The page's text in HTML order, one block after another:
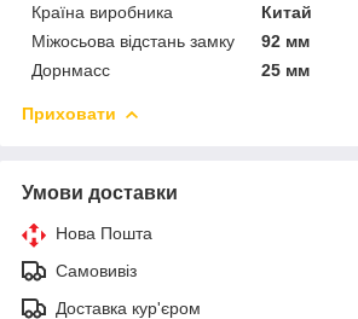
Країна виробника
Китай
Міжосьова відстань замку
92 мм
Дорнмасс
25 мм
Приховати
Умови доставки
Нова Пошта
Самовивіз
Доставка кур'єром